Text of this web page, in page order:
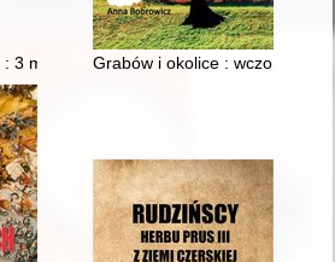
: 3 maj 1791 rokuGrabów i okolice : wczoraj,